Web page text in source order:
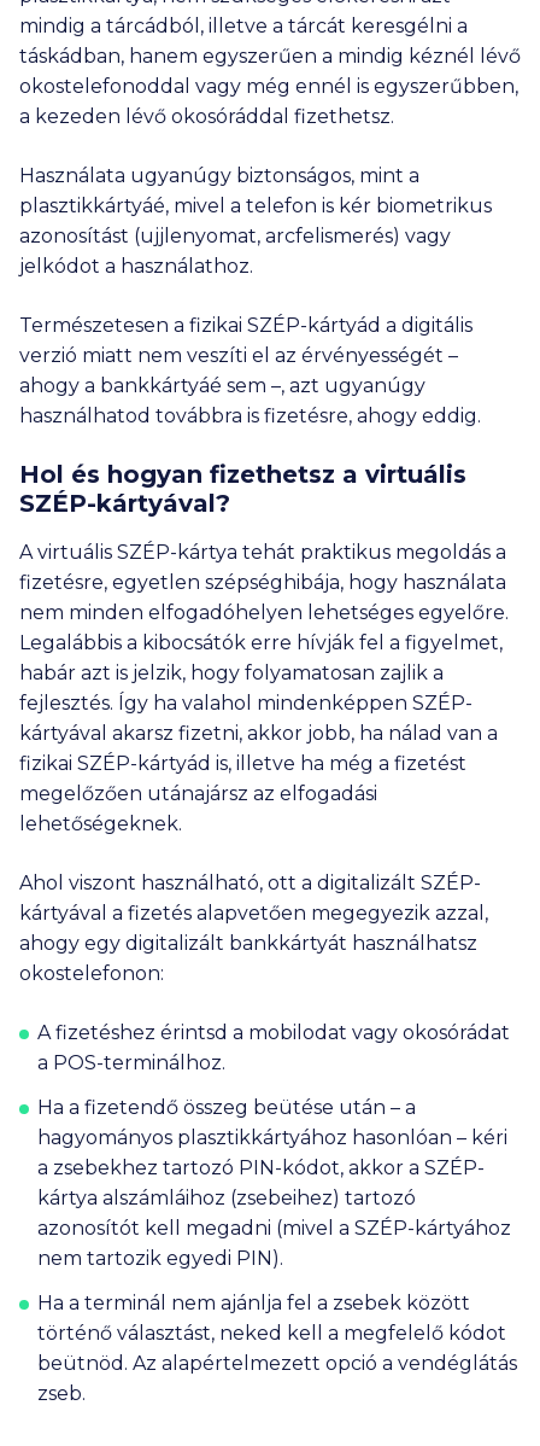
mindig a tárcádból, illetve a tárcát keresgélni a
táskádban, hanem egyszerűen a mindig kéznél lévő
okostelefonoddal vagy még ennél is egyszerűbben,
a kezeden lévő okosóráddal fizethetsz.
Használata ugyanúgy biztonságos, mint a
plasztikkártyáé, mivel a telefon is kér biometrikus
azonosítást (ujjlenyomat, arcfelismerés) vagy
jelkódot a használathoz.
Természetesen a fizikai SZÉP-kártyád a digitális
verzió miatt nem veszíti el az érvényességét –
ahogy a bankkártyáé sem –, azt ugyanúgy
használhatod továbbra is fizetésre, ahogy eddig.
Hol és hogyan fizethetsz a virtuális
SZÉP-kártyával?
A virtuális SZÉP-kártya tehát praktikus megoldás a
fizetésre, egyetlen szépséghibája, hogy használata
nem minden elfogadóhelyen lehetséges egyelőre.
Legalábbis a kibocsátók erre hívják fel a figyelmet,
habár azt is jelzik, hogy folyamatosan zajlik a
fejlesztés. Így ha valahol mindenképpen SZÉP-
kártyával akarsz fizetni, akkor jobb, ha nálad van a
fizikai SZÉP-kártyád is, illetve ha még a fizetést
megelőzően utánajársz az elfogadási
lehetőségeknek.
Ahol viszont használható, ott a digitalizált SZÉP-
kártyával a fizetés alapvetően megegyezik azzal,
ahogy egy digitalizált bankkártyát használhatsz
okostelefonon:
A fizetéshez érintsd a mobilodat vagy okosórádat
a POS-terminálhoz.
Ha a fizetendő összeg beütése után – a
hagyományos plasztikkártyához hasonlóan – kéri
a zsebekhez tartozó PIN-kódot, akkor a SZÉP-
kártya alszámláihoz (zsebeihez) tartozó
azonosítót kell megadni (mivel a SZÉP-kártyához
nem tartozik egyedi PIN).
Ha a terminál nem ajánlja fel a zsebek között
történő választást, neked kell a megfelelő kódot
beütnöd. Az alapértelmezett opció a vendéglátás
zseb.